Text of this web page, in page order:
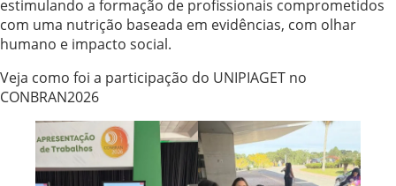
estimulando a formação de profissionais comprometidos
com uma nutrição baseada em evidências, com olhar
humano e impacto social.
Veja como foi a participação do UNIPIAGET no
CONBRAN2026